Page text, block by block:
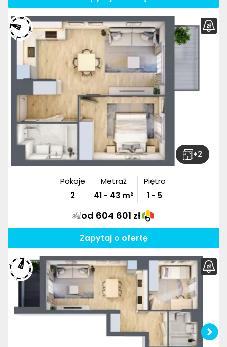
+2
Pokoje
2
Metraż
41 - 43 m²
Piętro
1 - 5
od 604 601 zł
Zapytaj o ofertę